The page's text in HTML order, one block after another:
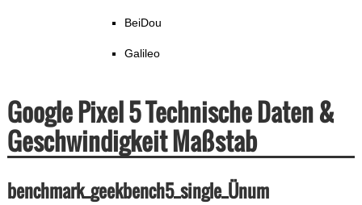
BeiDou
Galileo
Google Pixel 5 Technische Daten &
Geschwindigkeit Maßstab
benchmark_geekbench5_single_Ünum